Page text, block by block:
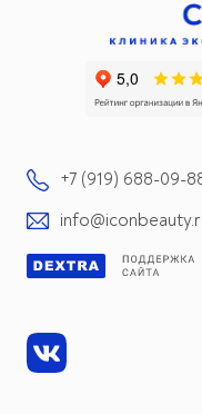
+7 (919) 688-09-